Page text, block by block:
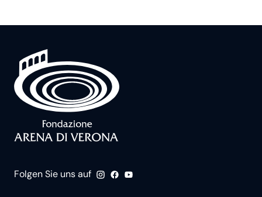
Folgen Sie uns auf